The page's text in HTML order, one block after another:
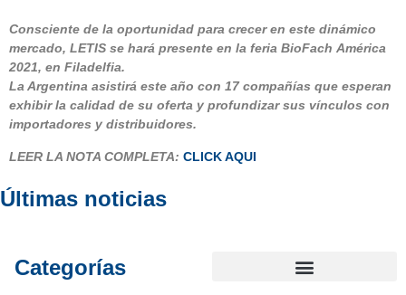
Consciente de la oportunidad para crecer en este dinámico
mercado, LETIS se hará presente en la feria BioFach América
2021, en Filadelfia.
La Argentina asistirá este año con 17 compañías que esperan
exhibir la calidad de su oferta y profundizar sus vínculos con
importadores y distribuidores.
LEER LA NOTA COMPLETA: CLICK AQUI
Últimas noticias
Categorías